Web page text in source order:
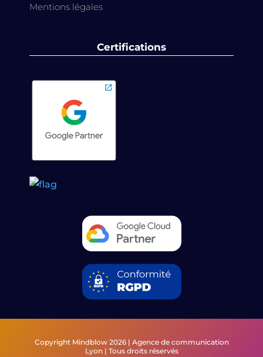
Mentions légales
Certifications
Copyright Mindblow 2026 | Agence de communication
Lyon | Tous droits réservés